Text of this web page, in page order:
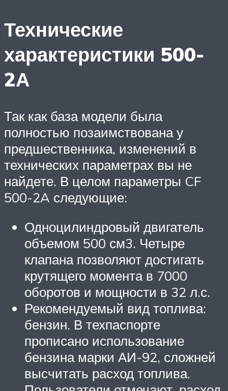
Технические
характеристики 500-
2А
Так как база модели была
полностью позаимствована у
предшественника, изменений в
технических параметрах вы не
найдете. В целом параметры CF
500-2A следующие:
Одноцилиндровый двигатель
объемом 500 см3. Четыре
клапана позволяют достигать
крутящего момента в 7000
оборотов и мощности в 32 л.с.
Рекомендуемый вид топлива:
бензин. В техпаспорте
прописано использование
бензина марки АИ-92, сложней
высчитать расход топлива.